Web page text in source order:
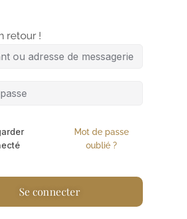
retour !
Mot de passe
oublié ?
Se connecter